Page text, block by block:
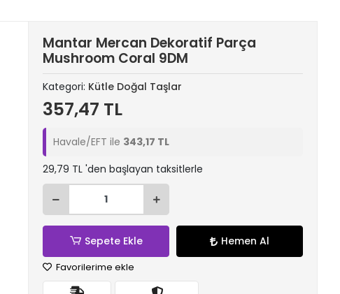
Mantar Mercan Dekoratif Parça
Mushroom Coral 9DM
Kategori: Kütle Doğal Taşlar
357,47 TL
Havale/EFT ile 343,17 TL
29,79 TL 'den başlayan taksitlerle
Sepete Ekle Hemen Al
Favorilerime ekle